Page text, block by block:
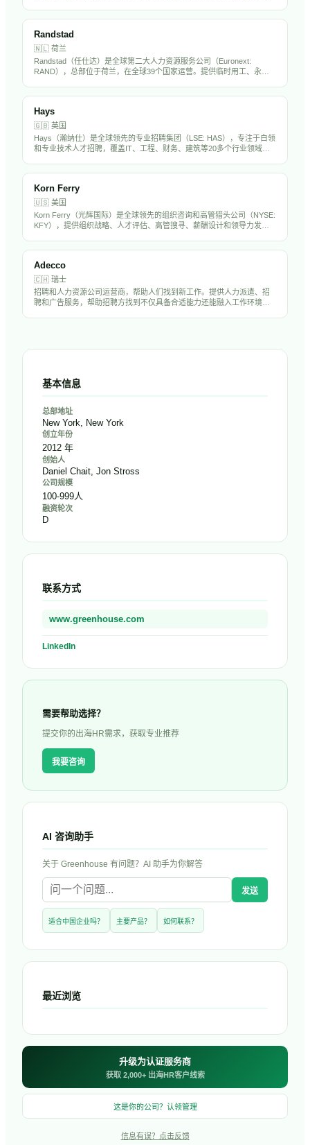
Randstad
🇳🇱 荷兰
Randstad（任仕达）是全球第二大人力资源服务公司（Euronext:
RAND），总部位于荷兰，在全球39个国家运营。提供临时用工、永久
Hays
🇬🇧 英国
Hays（瀚纳仕）是全球领先的专业招聘集团（LSE: HAS），专注于白领
和专业技术人才招聘，覆盖IT、工程、财务、建筑等20多个行业领域。
Korn Ferry
🇺🇸 美国
Korn Ferry（光辉国际）是全球领先的组织咨询和高管猎头公司（NYSE:
KFY），提供组织战略、人才评估、高管搜寻、薪酬设计和领导力发展
Adecco
🇨🇭 瑞士
招聘和人力资源公司运营商，帮助人们找到新工作。提供人力派遣、招
聘和广告服务，帮助招聘方找到不仅具备合适能力还能融入工作环境的
基本信息
总部地址
New York, New York
创立年份
2012 年
创始人
Daniel Chait, Jon Stross
公司规模
100-999人
融资轮次
D
联系方式
www.greenhouse.com
LinkedIn
需要帮助选择？
提交你的出海HR需求，获取专业推荐
我要咨询
AI 咨询助手
关于 Greenhouse 有问题？AI 助手为你解答
发送
适合中国企业吗？ 主要产品？ 如何联系？
最近浏览
升级为认证服务商
获取 2,000+ 出海HR客户线索
这是你的公司？认领管理
信息有误？点击反馈